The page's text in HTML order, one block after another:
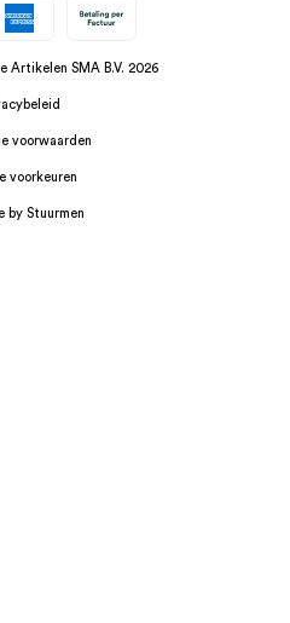
Artikelen SMA B.V. 2026
voorwaarden
voorkeuren
by Stuurmen